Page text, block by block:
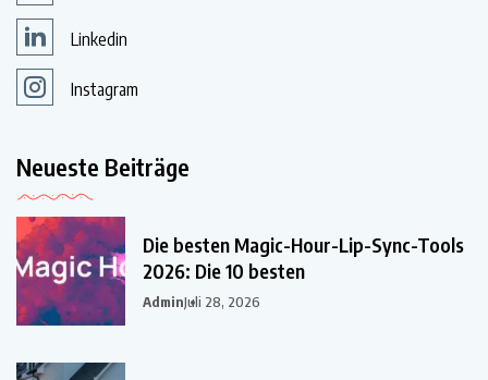
Linkedin
Instagram
Neueste Beiträge
Die besten Magic-Hour-Lip-Sync-Tools
2026: Die 10 besten
AdminJuli 28, 2026